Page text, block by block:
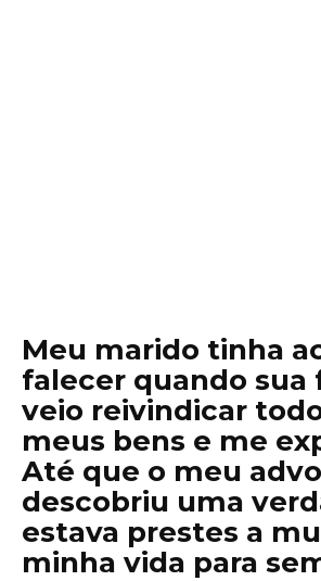
Meu marido tinha
falecer quando sua
veio reivindicar
meus bens e me
Até que o meu
descobriu uma
estava prestes a
minha vida para